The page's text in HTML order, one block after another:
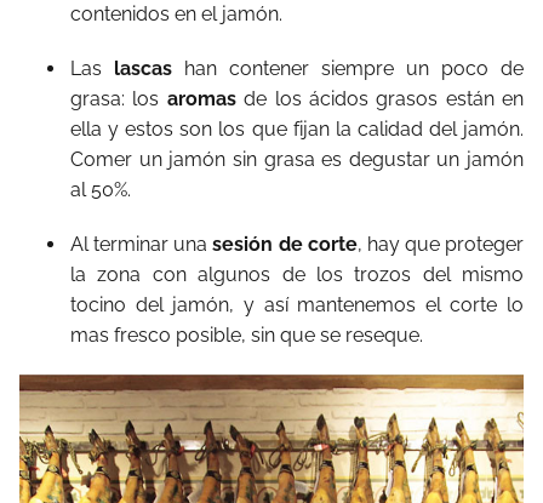
contenidos en el jamón.
Las lascas han contener siempre un poco de
grasa: los aromasde los ácidos grasos están en
ella y estos son los que fijan la calidad del jamón.
Comer un jamón sin grasa es degustar un jamón
al 50%.
Al terminar unasesión de corte, hay que proteger
la zona con algunos de los trozos del mismo
tocino del jamón, y así mantenemos el corte lo
mas fresco posible, sin que se reseque.